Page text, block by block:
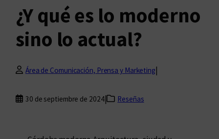
¿Y qué es lo moderno
sino lo actual?
Área de Comunicación, Prensa y Marketing|
30 de septiembre de 2024| Reseñas